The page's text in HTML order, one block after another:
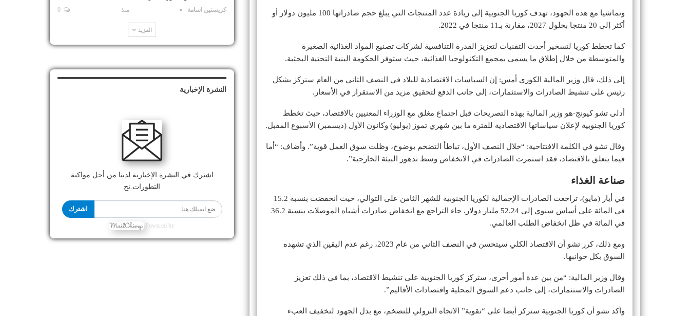
وتماشيا مع هذه الجهود، تهدف كوريا الجنوبية إلى زيادة عدد المنتجات التي يبلغ حجم صادراتها 100 مليون دولار أو
أكثر إلى 20 منتجا بحلول 2027، مقارنة بـ11 منتجا في 2022.
كما تخطط كوريا لتسخير أحدث التقنيات لتعزيز القدرة التنافسية لشركات تصنيع المواد الغذائية الصغيرة
والمتوسطة من خلال إطلاق ما يسمى بمجمع التكنولوجيا الغذائية، حيث ستوفر الحكومة البنية التحتية البحثية.
إلى ذلك، قال وزير المالية الكوري أمس: إن السياسات الاقتصادية للبلاد في النصف الثاني من العام ستركز بشكل
رئيس على تنشيط الصادرات والاستثمارات، إلى جانب الدفع لتحقيق مزيد من الاستقرار في الأسعار.
أدلى تشو كيونج-هو وزير المالية بهذه التصريحات قبل اجتماع مغلق مع الوزراء المعنيين بالاقتصاد، حيث تخطط
كوريا الجنوبية لإعلان سياساتها الاقتصادية للفترة ما بين شهري تموز (يوليو) وكانون الأول (ديسمبر) الأسبوع المقبل.
وقال تشو في الكلمة الافتتاحية: “خلال النصف الأول، تباطأ التضخم بوضوح، وظلت سوق العمل قوية”. وأضاف: “أما
فيما يتعلق بالاقتصاد، فقد استمرت الصادرات في الانخفاض وسط تدهور البيئة الخارجية”.
صناعة الغذاء
في أيار (مايو)، تراجعت الصادرات الإجمالية لكوريا الجنوبية للشهر الثامن على التوالي، حيث انخفضت بنسبة 15.2
في المائة على أساس سنوي إلى 52.24 مليار دولار. جاء التراجع مع انخفاض صادرات أشباه الموصلات بنسبة 36.2
في المائة في ظل انخفاض الطلب العالمي.
ومع ذلك، كرر تشو أن الاقتصاد الكلي سيتحسن في النصف الثاني من عام 2023، رغم عدم اليقين الذي تشهده
السوق بكل جوانبها.
وقال وزير المالية: “من بين عدة أمور أخرى، ستركز كوريا الجنوبية على تنشيط الاقتصاد، بما في ذلك تعزيز
الصادرات والاستثمارات، إلى جانب دعم السوق المحلية واقتصادات الأقاليم”.
وأكد تشو أن كوريا الجنوبية ستركز أيضا على “تقوية” الاتجاه النزولي للتضخم، مع بذل الجهود لتخفيف العبء
كريستين اسامة منذ
المزيد
النشرة الإخبارية
اشترك في النشرة الإخبارية لدينا من أجل مواكبة
التطورات.نخ
اشترك
Powered by